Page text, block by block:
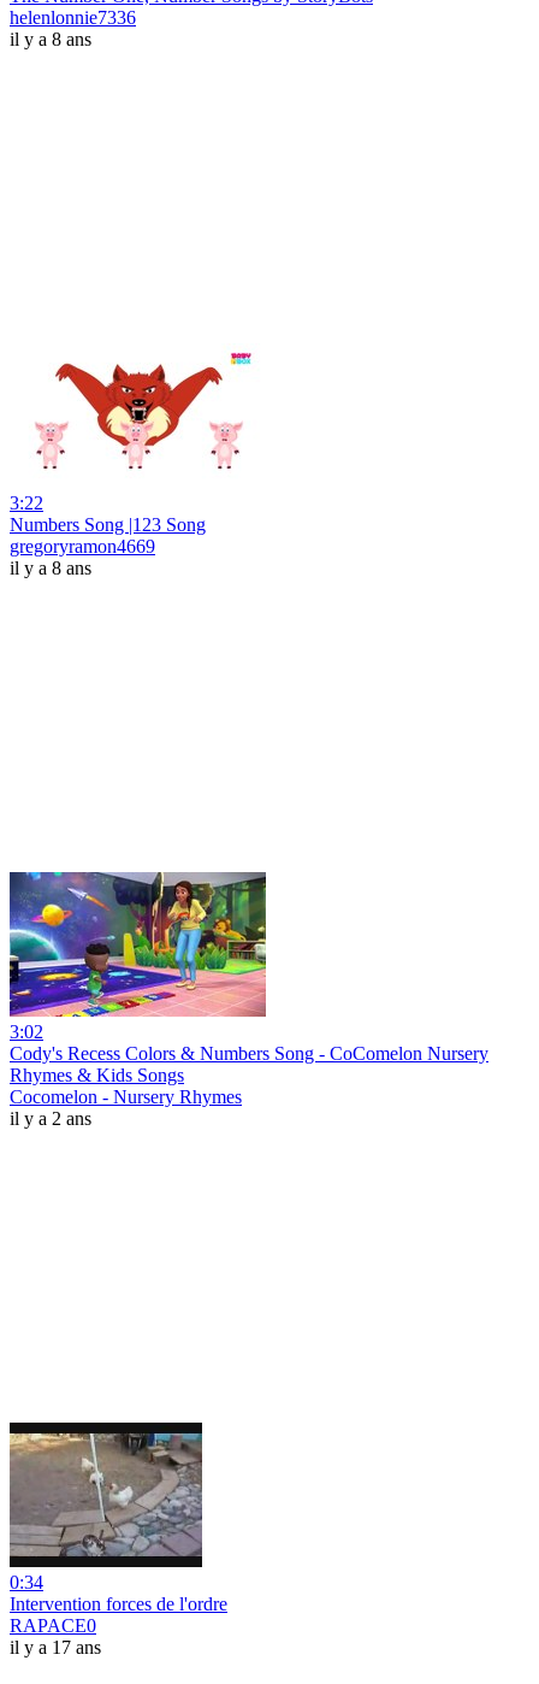
helenlonnie7336
il y a 8 ans
3:22
Numbers Song |123 Song
gregoryramon4669
il y a 8 ans
3:02
Cody's Recess Colors & Numbers Song - CoComelon Nursery
Rhymes & Kids Songs
Cocomelon - Nursery Rhymes
il y a 2 ans
0:34
Intervention forces de l'ordre
RAPACE0
il y a 17 ans